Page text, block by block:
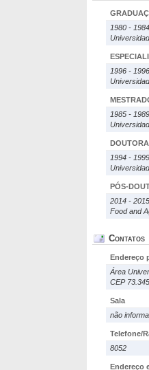
1980 -
1996 -
1985 -
1994 -
PÓS-
2014 -
Food and
Contatos
Endereço
Área
CEP
Sala
não
Telefone/
8052
Endereço